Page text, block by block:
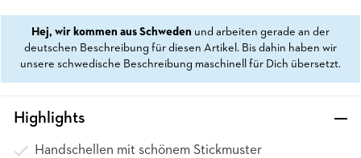
Hej, wir kommen aus Schweden und arbeiten gerade an der
deutschen Beschreibung für diesen Artikel. Bis dahin haben wir
unsere schwedische Beschreibung maschinell für Dich übersetzt.
Highlights
Handschellen mit schönem Stickmuster